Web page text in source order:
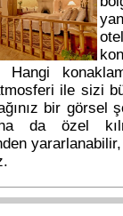
Hangi
ile sizi
bir görsel
da özel